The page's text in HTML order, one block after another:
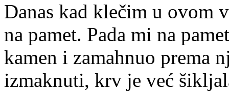
Danas kad klečim u ovom
na pamet. Pada mi na
kamen i zamahnuo prema
izmaknuti, krv je već